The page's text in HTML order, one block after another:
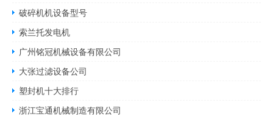
破碎机机设备型号
索兰托发电机
广州铭冠机械设备有限公司
大张过滤设备公司
塑封机十大排行
浙江宝通机械制造有限公司